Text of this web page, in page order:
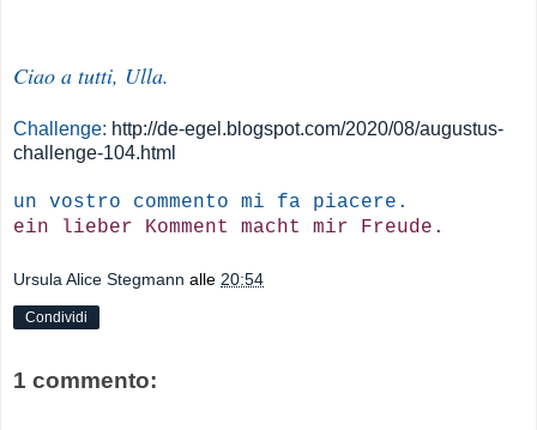
Ciao a tutti, Ulla.
Challenge: http://de-egel.blogspot.com/2020/08/augustus-
challenge-104.html
un vostro commento mi fa piacere.
ein lieber Komment macht mir Freude.
Ursula Alice Stegmann alle 20:54
Condividi
1 commento: